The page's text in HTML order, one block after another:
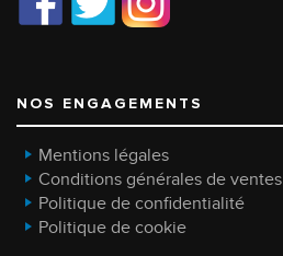
NOS ENGAGEMENTS
Mentions légales
Conditions générales de ventes
Politique de confidentialité
Politique de cookie